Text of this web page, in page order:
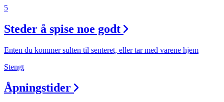
5
Steder å spise noe godt
Enten du kommer sulten til senteret, eller tar med varene hjem
Stengt
Åpningstider